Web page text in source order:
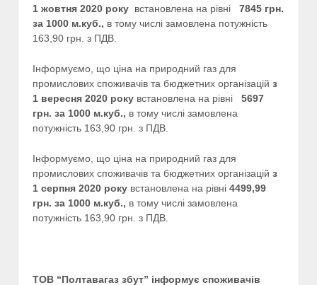
1 жовтня 2020 року встановлена на рівні 7845 грн.
за 1000 м.куб., в тому числі замовлена потужність
163,90 грн. з ПДВ.
Інформуємо, що ціна на природний газ для
промислових споживачів та бюджетних організацій з
1 вересня 2020 року встановлена на рівні
5697
грн. за 1000 м.куб., в тому числі замовлена
потужність 163,90 грн. з ПДВ.
Інформуємо, що ціна на природний газ для
промислових споживачів та бюджетних організацій з
1 серпня 2020 року встановлена на рівні 4499,99
грн. за 1000 м.куб., в тому числі замовлена
потужність 163,90 грн. з ПДВ.
ТОВ “Полтавагаз збут” інформує споживачів